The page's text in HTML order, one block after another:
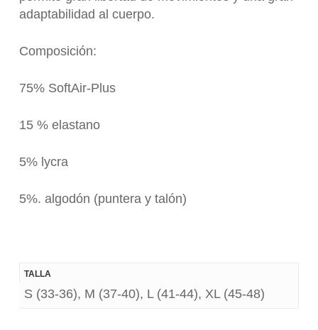
adaptabilidad al cuerpo.
Composición:
75% SoftAir-Plus
15 % elastano
5% lycra
5%. algodón (puntera y talón)
TALLA
S (33-36), M (37-40), L (41-44), XL (45-48)